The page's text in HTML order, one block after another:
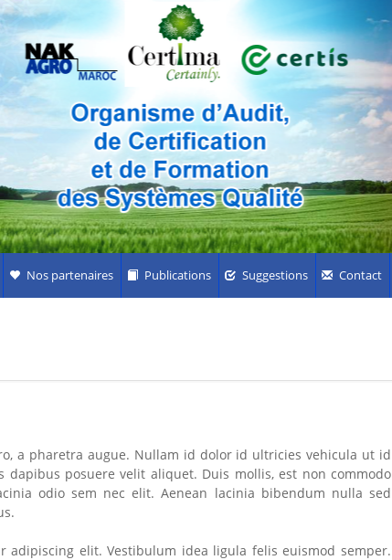
Nos partenaires Publications Suggestions Contact
a pharetra augue. Nullam id dolor id ultricies vehicula ut id
posuere velit aliquet. Duis mollis, est non commodo
odio sem nec elit. Aenean lacinia bibendum nulla sed
adipiscing elit. Vestibulum idea ligula felis euismod semper.